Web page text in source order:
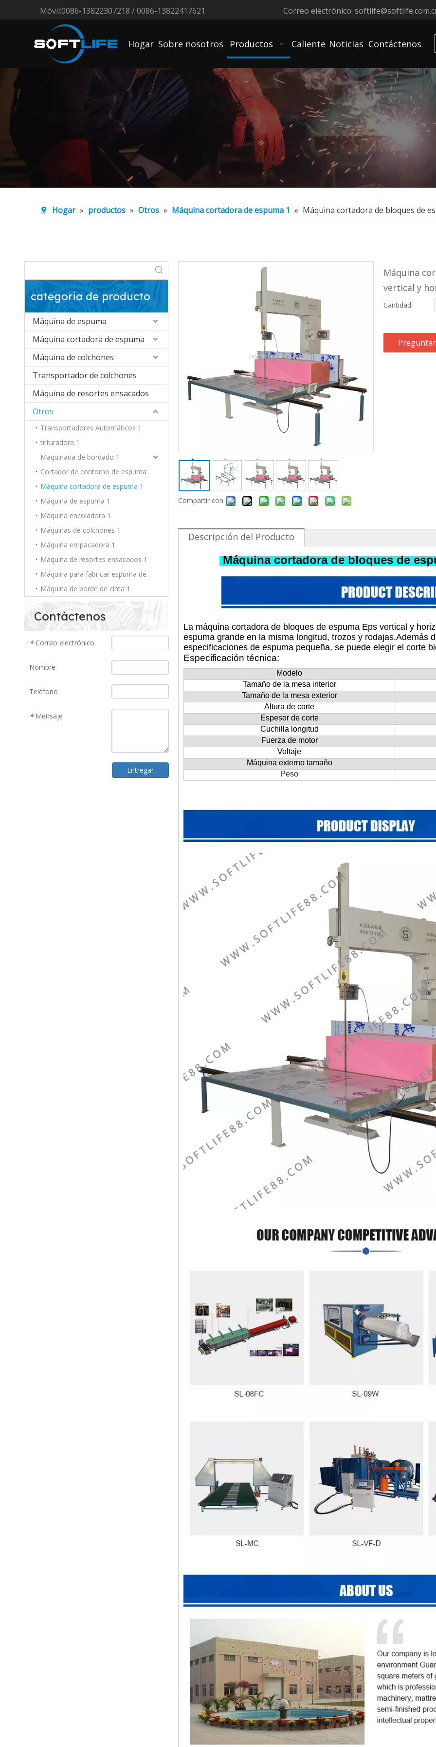
Móvil:0086-13822307218 / 0086-13822417621 Correo electrónico:
Hogar Sobre nosotros Productos Caliente Noticias Contáctenos
Hogar » productos » Otros » Máquina cortadora de espuma 1 » Máquina cortadora de bloques de
categoria de producto
Máquina de espuma
Máquina cortadora de espuma
Máquina de colchones
Transportador de colchones
Máquina de resortes ensacados
Otros
Transportadores Automáticos 1
trituradora 1
Maquinaria de bordado 1
Cortador de contorno de espuma
Máquina cortadora de espuma 1
Máquina de espuma 1
Máquina encoladora 1
Máquinas de colchones 1
Máquina empacadora 1
Máquina de resortes ensacados 1
Máquina para fabricar espuma de PU 1
Máquina de borde de cinta 1
Contáctenos
* Correo electrónico
Nombre
Teléfono
* Mensaje
Entregar
Compartir con:
Máquina
vertical y
Cantidad:
Preguntar
Descripción del Producto
Máquina cortadora de bloques de
La máquina cortadora de bloques de espuma Eps vertical y
espuma grande en la misma longitud, trozos y rodajas.Además
especificaciones de espuma pequeña, se puede elegir el corte
Especificación técnica:
Modelo
Tamaño de la mesa interior
Tamaño de la mesa exterior
Altura de corte
Espesor de corte
Cuchilla longitud
Fuerza de motor
Voltaje
Máquina externotamaño
Peso